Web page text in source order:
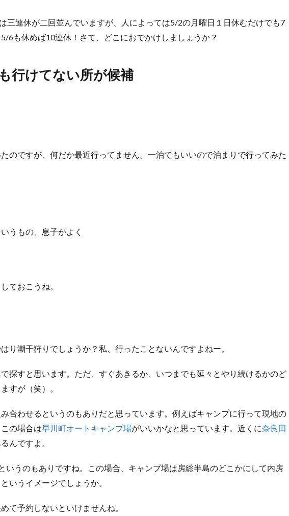
三連休が二回並んでいますが、人によっては5/2の月曜日１日休むだけでも7
6も休めば10連休！さて、どこにおでかけしましょうか？
行けてない所が候補
のですが、何だか最近行ってません。一泊でもいいので泊まりで行ってみた
うもの、息子がよく
ておこうね。
り潮干狩りでしょうか？私、行ったことないんですよねー。
探すと思います。ただ、すぐあきるか、いつまでも延々とやり続けるかのど
すが（笑）。
合わせるというのもありだと思っています。例えばキャンプに行って現地の
の場合は早川町オートキャンプ場がいいかなと思っています。近くに奈良田
んですよ。
いうのもありですね。この場合、キャンプ場は房総半島のどこかにして内房
いうイメージでしょうか。
て予約しないといけませんね。